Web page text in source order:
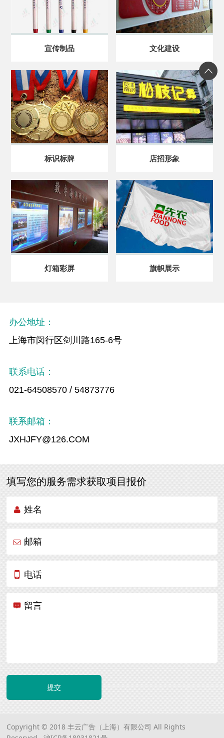
宣传制品 文化建设
标识标牌 店招形象
灯箱彩屏 旗帜展示
办公地址：
上海市闵行区剑川路165-6号
联系电话：
021-64508570 / 54873776
联系邮箱：
JXHJFY@126.COM
填写您的服务需求获取项目报价
姓名
邮箱
电话
留言
提交
Copyright © 2018 丰云广告（上海）有限公司 All Rights